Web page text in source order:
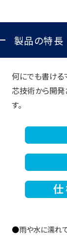
製品の特長
何にでも書ける
芯技術から開
す。
●雨や水に濡れ